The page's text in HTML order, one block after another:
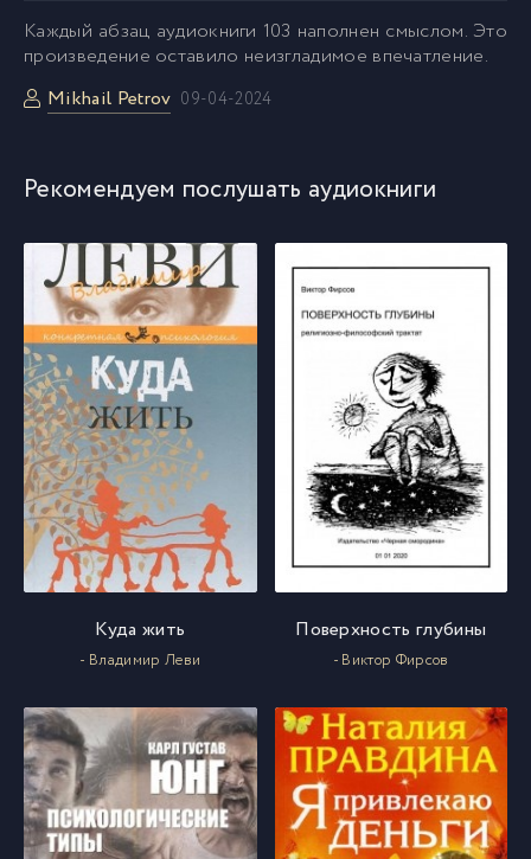
Kаждый абзац аудиокниги 103 наполнен смыслом. Это
произведение оставило неизгладимое впечатление.
Mikhail Petrov 09-04-2024
Рекомендуем послушать аудиокниги
Куда жить
- Владимир Леви
Поверхность глубины
- Виктор Фирсов